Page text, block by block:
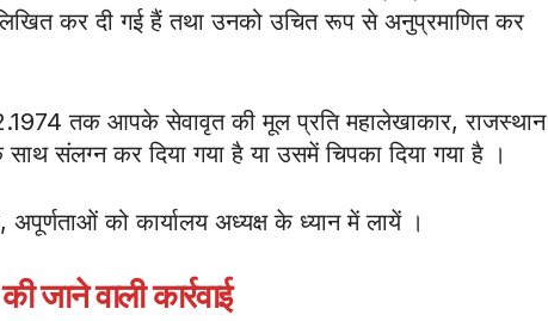
कर दी गई हैं तथा उनको उचित रूप से अनुप्रमाणित कर
तक आपके सेवावृत की मूल प्रति महालेखाकार, राजस्थान
साथ संलग्न कर दिया गया है या उसमें चिपका दिया गया है ।
को कार्यालय अध्यक्ष के ध्यान में लायें ।
जाने वाली कार्रवाई